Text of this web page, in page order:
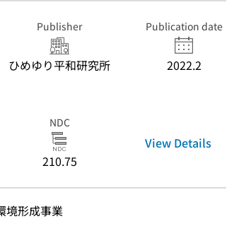
Publisher
ひめゆり平和研究所
Publication date
2022.2
NDC
210.75
View Details
境形成事業